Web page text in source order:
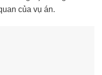
của vụ án.